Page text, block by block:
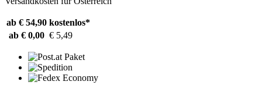
ab € 54,90 kostenlos*
ab € 0,00 € 5,49